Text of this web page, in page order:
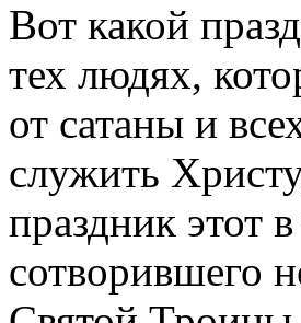
Вот какой
тех людях,
от сатаны и
служить
праздник этот
сотворившего